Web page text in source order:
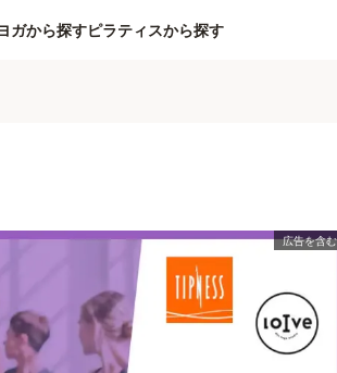
ガから探すピラティスから探す